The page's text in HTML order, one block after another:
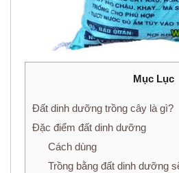
Mục Lục
Đất dinh dưỡng trồng cây là gì?
Đặc điểm đất dinh dưỡng
Cách dùng
Trồng bằng đất dinh dưỡng